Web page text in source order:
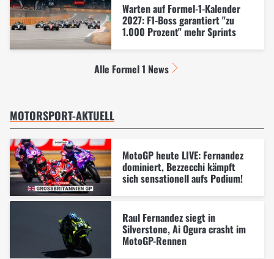
Warten auf Formel-1-Kalender
2027: F1-Boss garantiert "zu
1.000 Prozent" mehr Sprints
Alle Formel 1 News
MOTORSPORT-AKTUELL
MotoGP heute LIVE: Fernandez
dominiert, Bezzecchi kämpft
sich sensationell aufs Podium!
Raul Fernandez siegt in
Silverstone, Ai Ogura crasht im
MotoGP-Rennen